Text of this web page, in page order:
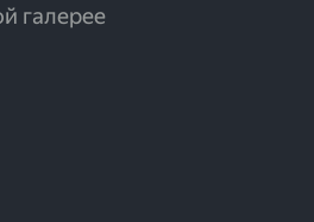
галерее